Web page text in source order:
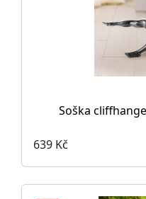
Soška
639 Kč